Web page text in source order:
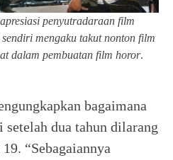
penyutradaraan film
mengaku takut nonton film
dalam pembuatan film horor.
bagaimana
dua tahun dilarang
“Sebagaiannya